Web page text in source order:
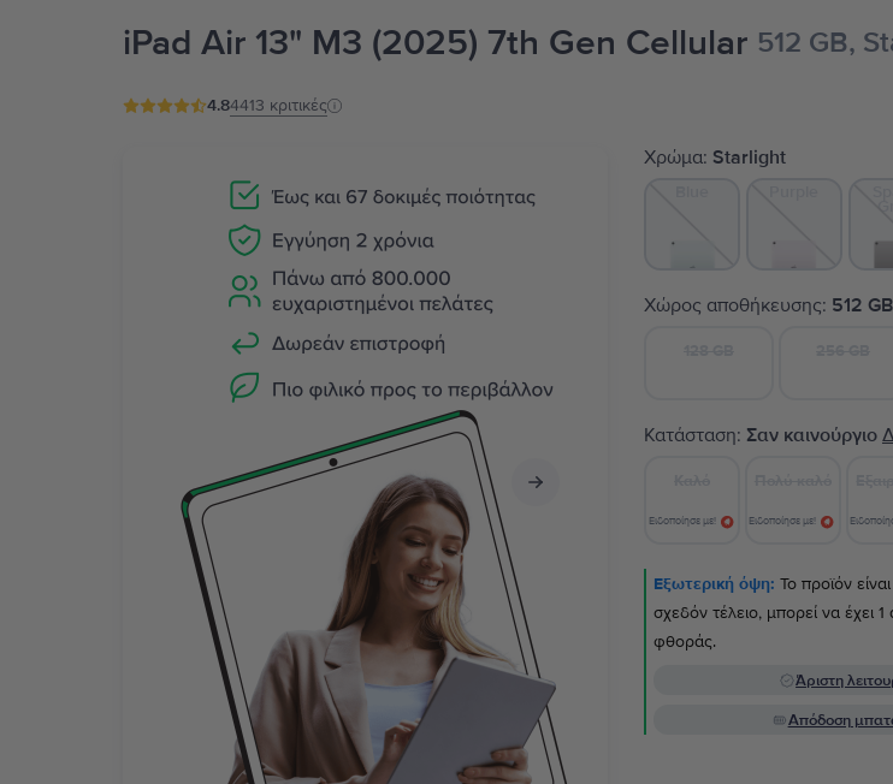
iPad Air 13" M3 (2025) 7th Gen Cellular 512 GB,
4.84413 κριτικές
Χρώμα: Starlight
Χώρος αποθήκευσης: 512 GB
Κατάσταση: Σαν καινούργιο
Ειδοποίησε με! Ειδοποίησε με!
Εξωτερική όψη: Το προϊόν
σχεδόν τέλειο, μπορεί να έχει
φθοράς.
Άριστη
Απόδοση